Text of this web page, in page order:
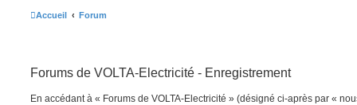
Accueil Forum
Forums de VOLTA-Electricité - Enregistrement
En accédant à « Forums de VOLTA-Electricité » (désigné ci-après par «